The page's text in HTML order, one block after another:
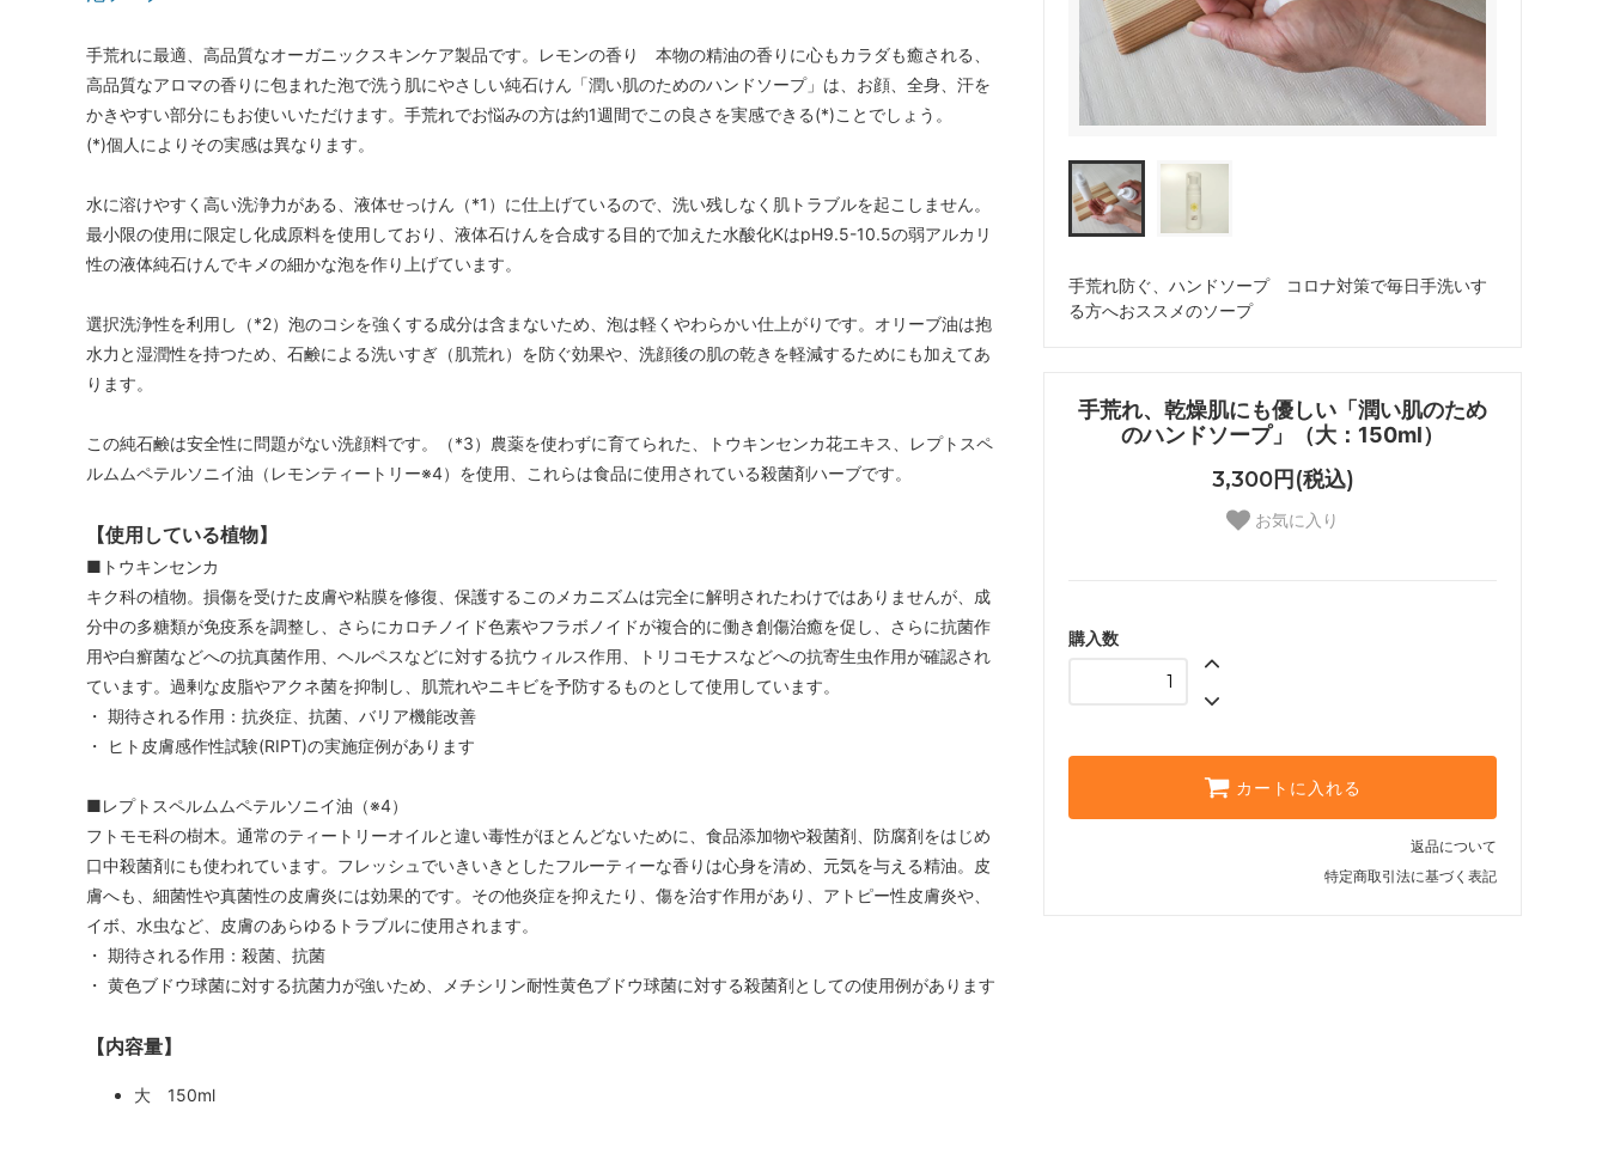
手荒れ防ぐ、ハンドソープ コロナ対策で毎日手洗いす
る方へおススメのソープ
手荒れ、乾燥肌にも優しい「潤い肌のため
のハンドソープ」（大：150ml）
3,300円(税込)
お気に入り
購入数
カートに入れる
返品について
特定商取引法に基づく表記
手荒れに最適、高品質なオーガニックスキンケア製品です。レモンの香り 本物の精油の香りに心もカラダも癒される、
高品質なアロマの香りに包まれた泡で洗う肌にやさしい純石けん「潤い肌のためのハンドソープ」は、お顔、全身、汗を
かきやすい部分にもお使いいただけます。手荒れでお悩みの方は約1週間でこの良さを実感できる(*)ことでしょう。
(*)個人によりその実感は異なります。
水に溶けやすく高い洗浄力がある、液体せっけん（*1）に仕上げているので、洗い残しなく肌トラブルを起こしません。
最小限の使用に限定し化成原料を使用しており、液体石けんを合成する目的で加えた水酸化KはpH9.5-10.5の弱アルカリ
性の液体純石けんでキメの細かな泡を作り上げています。
選択洗浄性を利用し（*2）泡のコシを強くする成分は含まないため、泡は軽くやわらかい仕上がりです。オリーブ油は抱
水力と湿潤性を持つため、石鹸による洗いすぎ（肌荒れ）を防ぐ効果や、洗顔後の肌の乾きを軽減するためにも加えてあ
ります。
この純石鹸は安全性に問題がない洗顔料です。（*3）農薬を使わずに育てられた、トウキンセンカ花エキス、レプトスペ
ルムムペテルソニイ油（レモンティートリー※4）を使用、これらは食品に使用されている殺菌剤ハーブです。
【使用している植物】
■トウキンセンカ
キク科の植物。損傷を受けた皮膚や粘膜を修復、保護するこのメカニズムは完全に解明されたわけではありませんが、成
分中の多糖類が免疫系を調整し、さらにカロチノイド色素やフラボノイドが複合的に働き創傷治癒を促し、さらに抗菌作
用や白癬菌などへの抗真菌作用、ヘルペスなどに対する抗ウィルス作用、トリコモナスなどへの抗寄生虫作用が確認され
ています。過剰な皮脂やアクネ菌を抑制し、肌荒れやニキビを予防するものとして使用しています。
・ 期待される作用：抗炎症、抗菌、バリア機能改善
・ ヒト皮膚感作性試験(RIPT)の実施症例があります
■レプトスペルムムペテルソニイ油（※4）
フトモモ科の樹木。通常のティートリーオイルと違い毒性がほとんどないために、食品添加物や殺菌剤、防腐剤をはじめ
口中殺菌剤にも使われています。フレッシュでいきいきとしたフルーティーな香りは心身を清め、元気を与える精油。皮
膚へも、細菌性や真菌性の皮膚炎には効果的です。その他炎症を抑えたり、傷を治す作用があり、アトピー性皮膚炎や、
イボ、水虫など、皮膚のあらゆるトラブルに使用されます。
・ 期待される作用：殺菌、抗菌
・ 黄色ブドウ球菌に対する抗菌力が強いため、メチシリン耐性黄色ブドウ球菌に対する殺菌剤としての使用例があります
【内容量】
大 150ml